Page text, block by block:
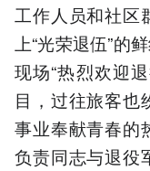
工作人员和社区
上“光荣退伍”的
现场“热烈欢迎
目，过往旅客也
事业奉献青春的
负责同志与退役